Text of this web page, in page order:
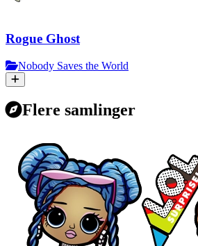
Rogue Ghost
Nobody Saves the World
Flere samlinger